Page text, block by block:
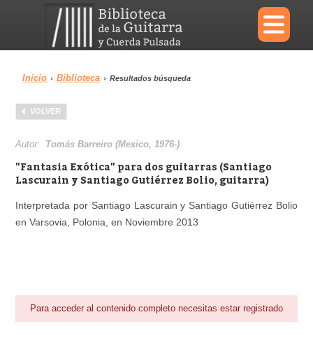
×
Menu
Biblioteca
Área personal Reproductor
Inicio › Biblioteca › Resultados búsqueda
VOLVER
Autor: Tomás Barreiro (Mexico, 1976-)
"Fantasia Exótica" para dos guitarras (Santiago
Lascurain y Santiago Gutiérrez Bolio, guitarra)
Interpretada por Santiago Lascurain y Santiago Gutiérrez Bolio
en Varsovia, Polonia, en Noviembre 2013
Para acceder al contenido completo necesitas estar registrado